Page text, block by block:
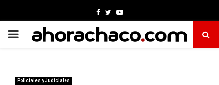
Facebook
TwitterYoutube
PRIMARY
Policiales y Judiciales